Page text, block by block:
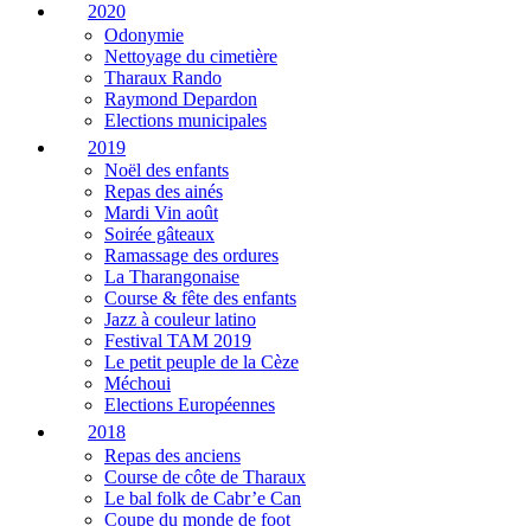
2020
Odonymie
Nettoyage du cimetière
Tharaux Rando
Raymond Depardon
Elections municipales
2019
Noël des enfants
Repas des ainés
Mardi Vin août
Soirée gâteaux
Ramassage des ordures
La Tharangonaise
Course & fête des enfants
Jazz à couleur latino
Festival TAM 2019
Le petit peuple de la Cèze
Méchoui
Elections Européennes
2018
Repas des anciens
Course de côte de Tharaux
Le bal folk de Cabr’e Can
Coupe du monde de foot